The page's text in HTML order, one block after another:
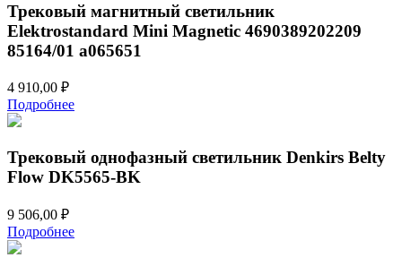
Трековый магнитный светильник
Elektrostandard Mini Magnetic 4690389202209
85164/01 a065651
4 910,00 ₽
Подробнее
Трековый однофазный светильник Denkirs Belty
Flow DK5565-BK
9 506,00 ₽
Подробнее